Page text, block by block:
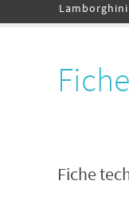
Lamborghini
Fiche